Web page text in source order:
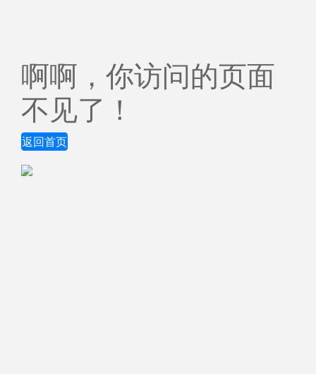
啊啊，你访问的页面
不见了！
返回首页